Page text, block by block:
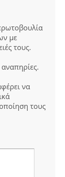
με
τους.
να
τους